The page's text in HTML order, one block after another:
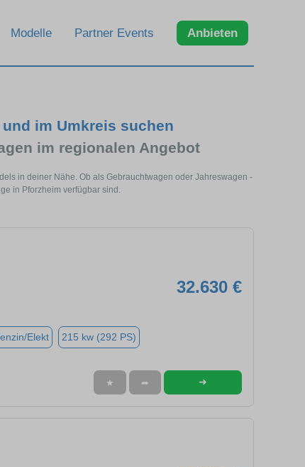
Modelle Partner Events Anbieten
im Umkreis suchen
im regionalen Angebot
in deiner Nähe. Ob als Gebrauchtwagen oder Jahreswagen -
in Pforzheim verfügbar sind.
32.630 €
Elekt 215 kw (292 PS)
★ ➦ ➜